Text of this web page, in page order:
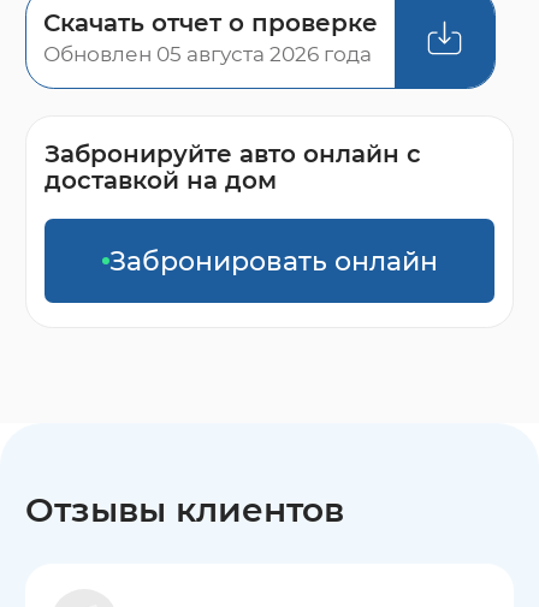
Скачать отчет о проверке
Обновлен 05 августа 2026 года
Забронируйте авто онлайн с
доставкой на дом
Забронировать онлайн
Отзывы клиентов